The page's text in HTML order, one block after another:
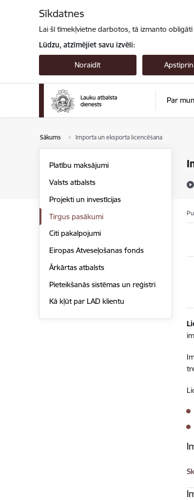
Sīkdatnes
Lai šī tīmekļvietne darbotos, tā izmanto
Lūdzu, atzīmējiet savu izvēli:
Noraidīt
Par
Sākums Importa un eksporta licencēšana
Platību maksājumi
Valsts atbalsts
Projekti un investīcijas
Tirgus pasākumi
Citi pakalpojumi
Eiropas Atveseļošanas fonds
Ārkārtas atbalsts
Pieteikšanās sistēmas un reģistri
Kā kļūt par LAD klientu